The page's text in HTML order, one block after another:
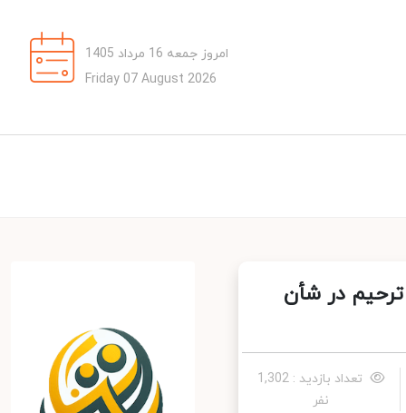
امروز جمعه 16 مرداد 1405
Friday 07 August 2026
در شأن
تعداد بازدید : 1,302
نفر